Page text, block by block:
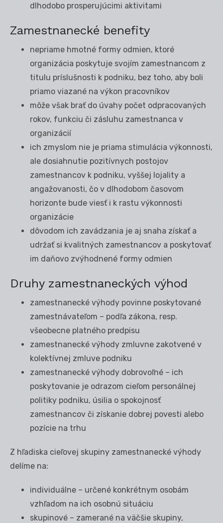
dlhodobo prosperujúcimi aktivitami
Zamestnanecké benefity
nepriame hmotné formy odmien, ktoré
organizácia poskytuje svojím zamestnancom z
titulu príslušnosti k podniku, bez toho, aby boli
priamo viazané na výkon pracovníkov
môže však brať do úvahy počet odpracovaných
rokov, funkciu či zásluhu zamestnanca v
organizácií
ich zmyslom nie je priama stimulácia výkonnosti,
ale dosiahnutie pozitívnych postojov
zamestnancov k podniku, vyššej lojality a
angažovanosti, čo v dlhodobom časovom
horizonte bude viesť i k rastu výkonnosti
organizácie
dôvodom ich zavádzania je aj snaha získať a
udržať si kvalitných zamestnancov a poskytovať
im daňovo zvýhodnené formy odmien
Druhy zamestnaneckých výhod
zamestnanecké výhody povinne poskytované
zamestnávateľom – podľa zákona, resp.
všeobecne platného predpisu
zamestnanecké výhody zmluvne zakotvené v
kolektívnej zmluve podniku
zamestnanecké výhody dobrovoľné – ich
poskytovanie je odrazom cieľom personálnej
politiky podniku, úsilia o spokojnosť
zamestnancov či získanie dobrej povesti alebo
pozície na trhu
Z hľadiska cieľovej skupiny zamestnanecké výhody
delíme na:
individuálne – určené konkrétnym osobám
vzhľadom na ich osobnú situáciu
skupinové – zamerané na väčšie skupiny,